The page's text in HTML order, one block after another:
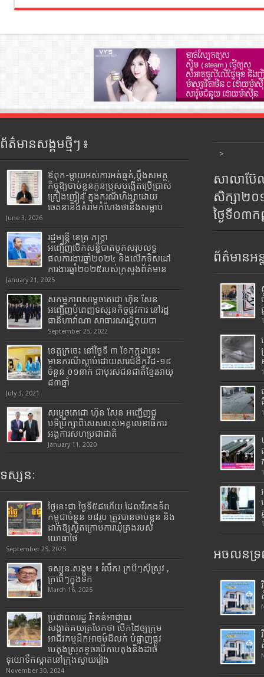
ព័ត៌មានសង្គមថ្មីៗ ៖
ឪពុក-ម្ដាយអស់ការអត់ធ្មត់,ប្ដឹងសមត្ថ
កិច្ចឱ្យចាប់ខ្លួនកូនប្រុសបង្កើតប្រើប្រាស់
គ្រឿងញៀន ក្នុងករណីហិង្សាដោយ
ចេតនានិងគំរាមកំហែងថានឹងសម្លាប់
June 3, 2026
រដ្ឋមន្រ្តី​ នេត្រ​ ភក្ត្រា​
អញ្ជើញបើកសន្និបាតបូកសរុបលទ្ធ
ផលការងារឆ្នាំ២០២៤ និងលើកទិសដៅ
ការងារឆ្នាំ២០២៥របស់​ក្រសួង​ព័ត៌មាន​
January 21, 2025
សកម្មភាពសម្តេចតេជោ ហ៊ុន សែន
អញ្ជើញបំពេញទស្សនកិច្ចផ្លូវការ នៅរដ្ឋ
ធានីហាវ៉ាណា សាធារណរដ្ឋគុយបា
September 25, 2022
ខេត្តក្រចេះ នៅថ្ងៃទី ៣ ខែកក្កដានេះ
មានករណីស្លាប់ដោយសារជំងឺកូវីដ-១៩
ចំនួន ០១នាក់ ជាបុរសជនជាតិខ្មែរអាយុ
៨៣ឆ្នាំ
July 3, 2021
សម្តេចតេជោ ហ៊ុន សែន អញ្ជើញជួ
បទីប្រឹក្សាពិសេសរបស់អគ្គលេខាធិការ
អង្គការសហប្រជាជាតិ
January 11, 2020
ទស្សនៈ
ថ្ងៃនេះជា ថ្ងៃទី៥៨ហើយ ដែលវីរកងទ័ព
កម្ពុជាចំនួន ១៨រូប ត្រូវបានចាប់ខ្លួន និង
ដាក់ឱ្យស្ថិតក្រោមការឃុំគ្រងរបស់
យោធាថៃ
September 25, 2025
ទស្សនៈសង្គម ៖ រំលឹក! ក្របីៗស៊ីស្រូវ ,
ក្រពើៗក្នុងទឹក
March 16, 2025
ប្រជាពលរដ្ឋ រិះគន់អាជ្ញាធរ
សង្កាត់គយត្របែកថា បើកដៃឲ្យក្រុម
អាជីវកម្មដឹកអាចម៍ដីលក់ បំផ្លាញផ្លូវ
បេតុងស្រុតខូចរបើកបេតុងនិងដាច់
ទុយោទឹកស្អាតនៅក្រុងស្វាយរៀង
November 30, 2024
>
សាលាប៊ែ
សិក្សា២
ថ្ងៃទី០៣
ព័ត៌មានអន្
អចលនទ្រ